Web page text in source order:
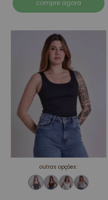
compre agora
outras opções: